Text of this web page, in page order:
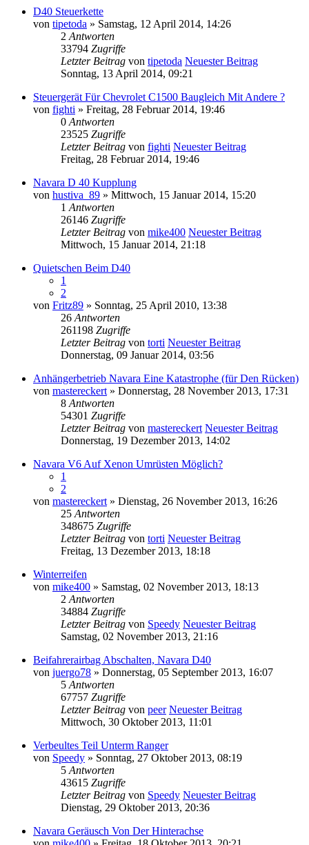
D40 Steuerkette
von tipetoda » Samstag, 12 April 2014, 14:26
2 Antworten
33794 Zugriffe
Letzter Beitrag von tipetoda Neuester Beitrag
Sonntag, 13 April 2014, 09:21
Steuergerät Für Chevrolet C1500 Baugleich Mit Andere ?
von fighti » Freitag, 28 Februar 2014, 19:46
0 Antworten
23525 Zugriffe
Letzter Beitrag von fighti Neuester Beitrag
Freitag, 28 Februar 2014, 19:46
Navara D 40 Kupplung
von hustiva_89 » Mittwoch, 15 Januar 2014, 15:20
1 Antworten
26146 Zugriffe
Letzter Beitrag von mike400 Neuester Beitrag
Mittwoch, 15 Januar 2014, 21:18
Quietschen Beim D40
1
2
von Fritz89 » Sonntag, 25 April 2010, 13:38
26 Antworten
261198 Zugriffe
Letzter Beitrag von torti Neuester Beitrag
Donnerstag, 09 Januar 2014, 03:56
Anhängerbetrieb Navara Eine Katastrophe (für Den Rücken)
von mastereckert » Donnerstag, 28 November 2013, 17:31
8 Antworten
54301 Zugriffe
Letzter Beitrag von mastereckert Neuester Beitrag
Donnerstag, 19 Dezember 2013, 14:02
Navara V6 Auf Xenon Umrüsten Möglich?
1
2
von mastereckert » Dienstag, 26 November 2013, 16:26
25 Antworten
348675 Zugriffe
Letzter Beitrag von torti Neuester Beitrag
Freitag, 13 Dezember 2013, 18:18
Winterreifen
von mike400 » Samstag, 02 November 2013, 18:13
2 Antworten
34884 Zugriffe
Letzter Beitrag von Speedy Neuester Beitrag
Samstag, 02 November 2013, 21:16
Beifahrerairbag Abschalten, Navara D40
von juergo78 » Donnerstag, 05 September 2013, 16:07
5 Antworten
67757 Zugriffe
Letzter Beitrag von peer Neuester Beitrag
Mittwoch, 30 Oktober 2013, 11:01
Verbeultes Teil Unterm Ranger
von Speedy » Sonntag, 27 Oktober 2013, 08:19
5 Antworten
43615 Zugriffe
Letzter Beitrag von Speedy Neuester Beitrag
Dienstag, 29 Oktober 2013, 20:36
Navara Geräusch Von Der Hinterachse